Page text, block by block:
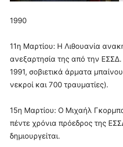
1990
11η Μαρτίου: Η Λιθουανία
ανεξαρτησία της από την
1991, σοβιετικά άρματα
νεκροί και 700 τραυματίες).
15η Μαρτίου: Ο Μιχαήλ
πέντε χρόνια πρόεδρος της
δημιουργείται.